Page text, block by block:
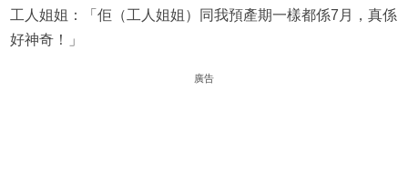
工人姐姐：「佢（工人姐姐）同我預產期一樣都係7月，真係
好神奇！」
廣告